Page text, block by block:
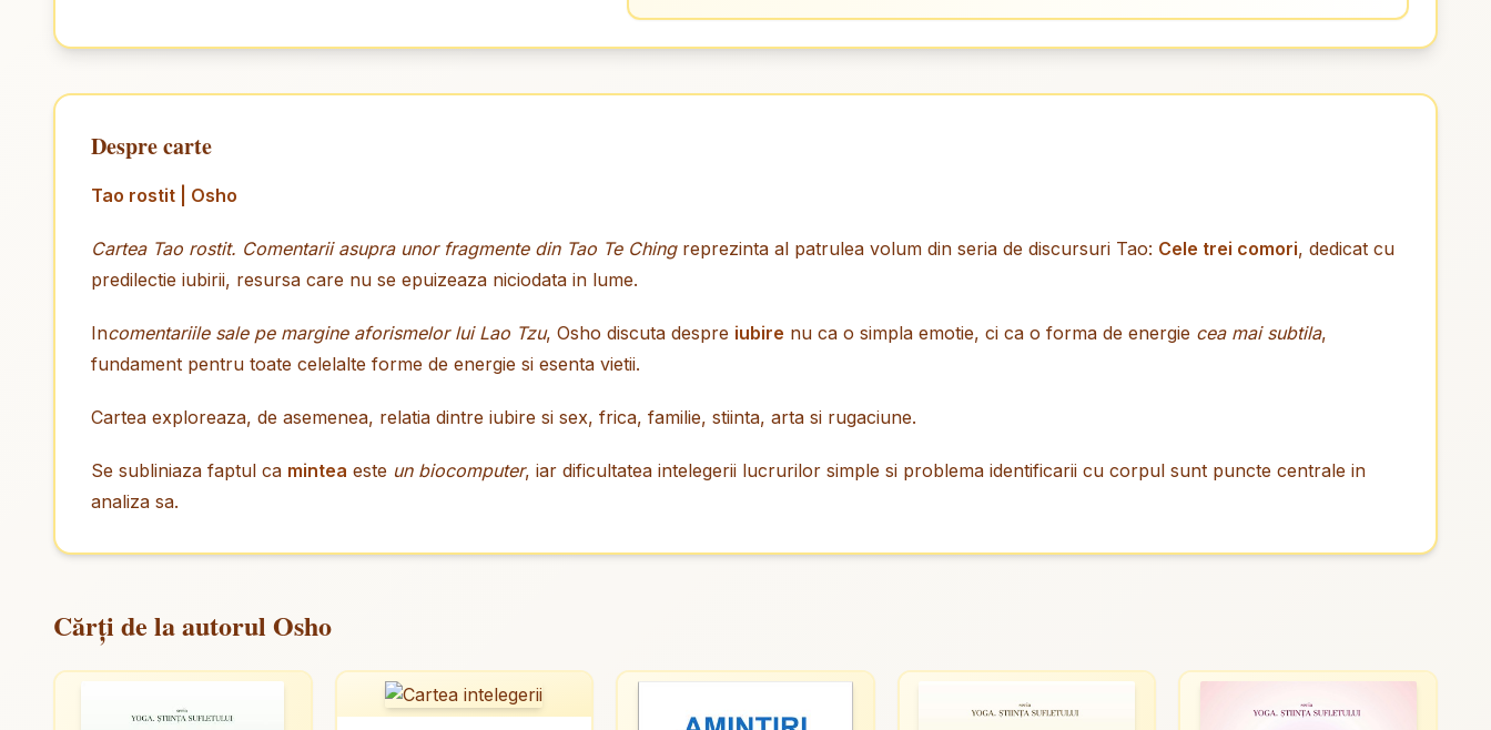
Despre carte
Tao rostit | Osho
Cartea Tao rostit. Comentarii asupra unor fragmente din Tao Te Chingreprezinta al patrulea volum din seria de discursuri Tao: Cele trei comori, dedicat cu
predilectie iubirii, resursa care nu se epuizeaza niciodata in lume.
Incomentariile sale pe margine aforismelor lui Lao Tzu, Osho discuta despre iubire nu ca o simpla emotie, ci ca o forma de energie cea mai subtila,
fundament pentru toate celelalte forme de energie si esenta vietii.
Cartea exploreaza, de asemenea, relatia dintre iubire si sex, frica, familie, stiinta, arta si rugaciune.
Se subliniaza faptul ca mintea este un biocomputer, iar dificultatea intelegerii lucrurilor simple si problema identificarii cu corpul sunt puncte centrale in
analiza sa.
Cărți de la autorul Osho